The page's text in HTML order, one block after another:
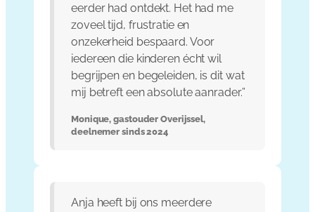
eerder had ontdekt. Het had me
zoveel tijd, frustratie en
onzekerheid bespaard. Voor
iedereen die kinderen écht wil
begrijpen en begeleiden, is dit wat
mij betreft een absolute aanrader.”
Monique, gastouder Overijssel,
deelnemer sinds 2024
Anja heeft bij ons meerdere